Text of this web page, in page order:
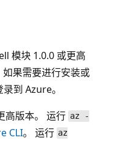
模块 1.0.0 或更高
果需要进行安装或
录到 Azure。
高版本。 运行 az -
CLI。 运行 az